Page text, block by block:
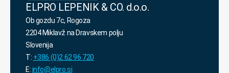
ELPRO LEPENIK & CO. d.o.o.
Ob gozdu 7c, Rogoza
2204 Miklavž na Dravskem polju
Slovenija
T: +386 (0)2 62 96 720
E:info@elpro.si